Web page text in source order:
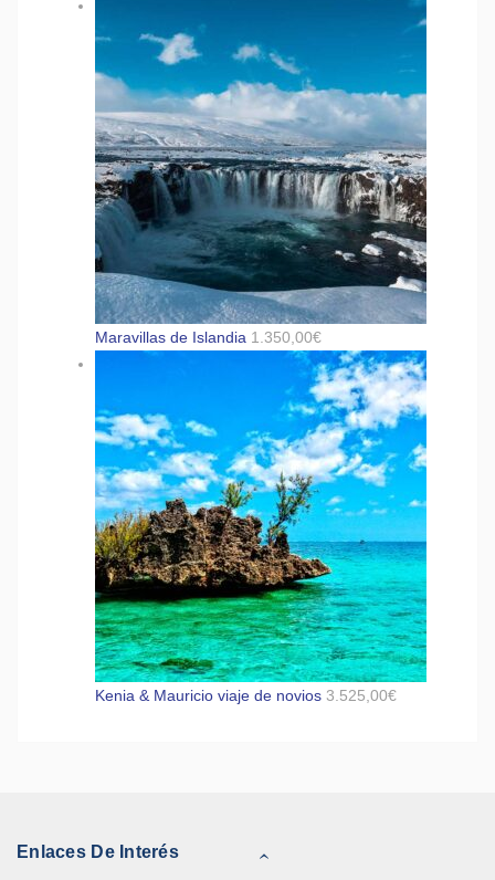
Maravillas de Islandia 1.350,00€
Kenia & Mauricio viaje de novios 3.525,00€
Enlaces De Interés